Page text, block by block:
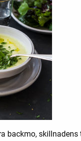
backmo, skillnadens